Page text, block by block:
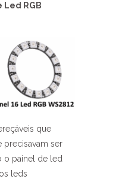
Led RGB
que
precisavam ser
o painel de led
leds